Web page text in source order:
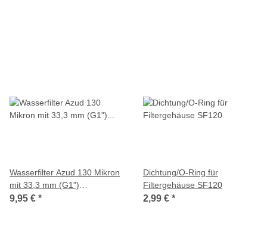
Wasserfilter Azud 130 Mikron
mit 33,3 mm (G1")
Aussengewinde
9,95 € *
Dichtung/O-Ring für
Filtergehäuse SF120
2,99 € *